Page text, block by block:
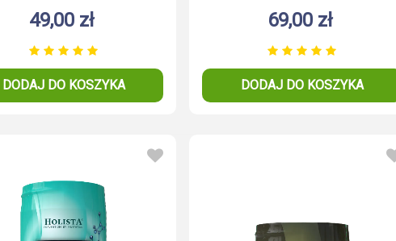
49,00 zł
DODAJ DO KOSZYKA
200g
69,00 zł
DODAJ DO KOSZYKA